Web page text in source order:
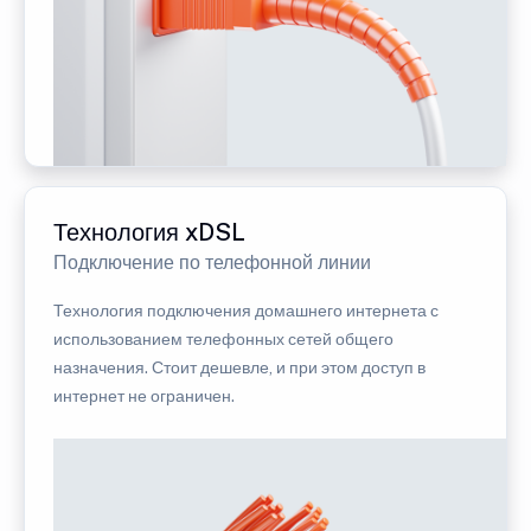
Технология xDSL
Подключение по телефонной линии
Технология подключения домашнего интернета с
использованием телефонных сетей общего
назначения. Стоит дешевле, и при этом доступ в
интернет не ограничен.